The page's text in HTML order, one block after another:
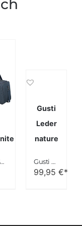
SAMSONITE Spark SNG
Gusti
Leder
nature
Gusti Leder nature “Oscar” Reisetasche Weekender Dunkelbraun R2
99,95 €*